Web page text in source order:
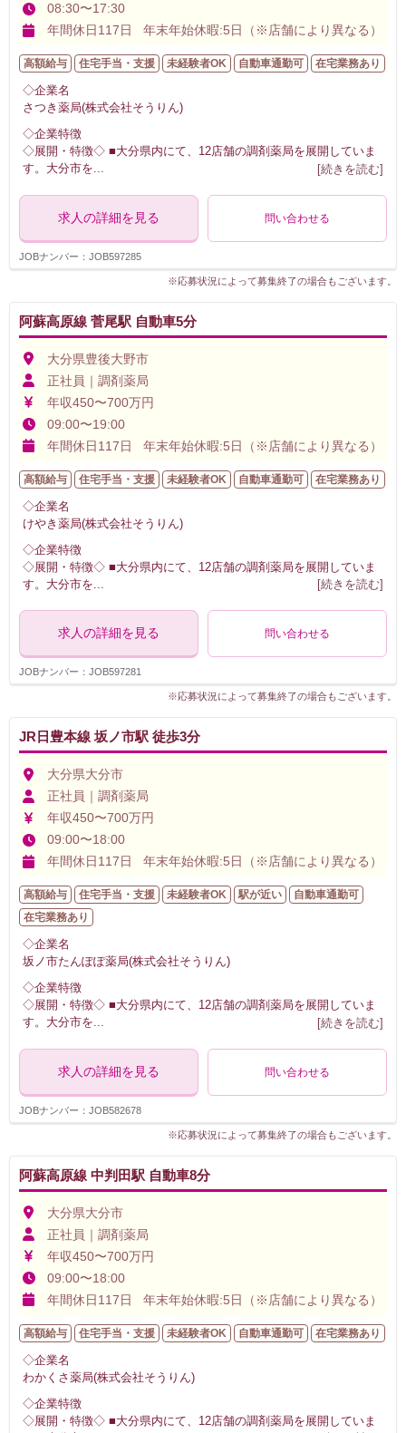
08:30〜17:30
年間休日117日 年末年始休暇:5日（※店舗により異なる）
高額給与 住宅手当・支援 未経験者OK 自動車通勤可 在宅業務あり
◇企業名
さつき薬局(株式会社そうりん)
◇企業特徴
◇展開・特徴◇ ■大分県内にて、12店舗の調剤薬局を展開していま
す。大分市を... [続きを読む]
求人の詳細を見る 問い合わせる
JOBナンバー：JOB597285
※応募状況によって募集終了の場合もございます。
阿蘇高原線 菅尾駅 自動車5分
大分県豊後大野市
正社員｜調剤薬局
年収450〜700万円
09:00〜19:00
年間休日117日 年末年始休暇:5日（※店舗により異なる）
高額給与 住宅手当・支援 未経験者OK 自動車通勤可 在宅業務あり
◇企業名
けやき薬局(株式会社そうりん)
◇企業特徴
◇展開・特徴◇ ■大分県内にて、12店舗の調剤薬局を展開していま
す。大分市を
[続きを読む]
求人の詳細を見る 問い合わせる
JOBナンバー：JOB597281
※応募状況によって募集終了の場合もございます。
JR日豊本線 坂ノ市駅 徒歩3分
大分県大分市
正社員｜調剤薬局
年収450〜700万円
09:00〜18:00
年間休日117日 年末年始休暇:5日（※店舗により異なる）
高額給与 住宅手当・支援 未経験者OK 駅が近い
自動車通勤可
在宅業務あり
◇企業名
坂ノ市たんぽぽ薬局(株式会社そうりん)
◇企業特徴
◇展開・特徴◇ ■大分県内にて、12店舗の調剤薬局を展開していま
す。大分市を... [続きを読む]
求人の詳細を見る 問い合わせる
JOBナンバー：JOB582678
※応募状況によって募集終了の場合もございます。
阿蘇高原線 中判田駅 自動車8分
大分県大分市
正社員｜調剤薬局
年収450〜700万円
09:00〜18:00
年間休日117日 年末年始休暇:5日（※店舗により異なる）
高額給与 住宅手当・支援 未経験者OK 自動車通勤可 在宅業務あり
◇企業名
わかくさ薬局(株式会社そうりん)
◇企業特徴
◇展開・特徴◇ ■大分県内にて、12店舗の調剤薬局を展開していま